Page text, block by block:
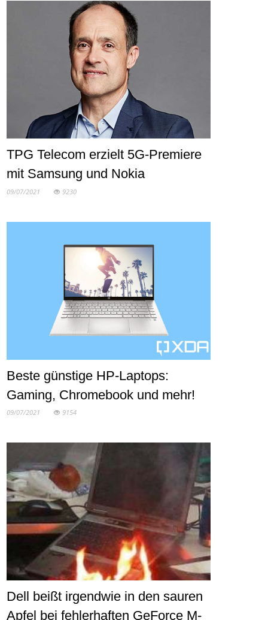
TPG Telecom erzielt 5G-Premiere
mit Samsung und Nokia
09/07/2021 9230
Beste günstige HP-Laptops:
Gaming, Chromebook und mehr!
09/07/2021 9154
Dell beißt irgendwie in den sauren
Apfel bei fehlerhaften GeForce M-